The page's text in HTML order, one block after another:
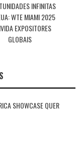
INFINITAS
WTE MIAMI 2025
EXPOSITORES
GLOBAIS
SHOWCASE QUER